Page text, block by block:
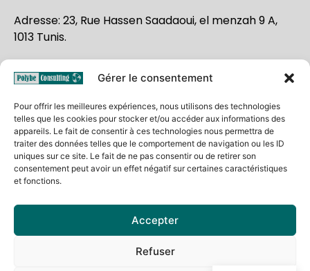
Gérer le consentement
Pour offrir les meilleures expériences, nous utilisons des technologies
telles que les cookies pour stocker et/ou accéder aux informations des
appareils. Le fait de consentir à ces technologies nous permettra de
traiter des données telles que le comportement de navigation ou les ID
uniques sur ce site. Le fait de ne pas consentir ou de retirer son
consentement peut avoir un effet négatif sur certaines caractéristiques
et fonctions.
Accepter
Refuser
Adresse: 23, Rue Hassen Saadaoui, el menzah 9 A,
1013 Tunis.
F
a
b
o
o
k
L
i
e
d
i
n
o
u
b
e
h
s
a
p
p
Politique de confidentialité
Copyright © 2026 Polybe Consulting |